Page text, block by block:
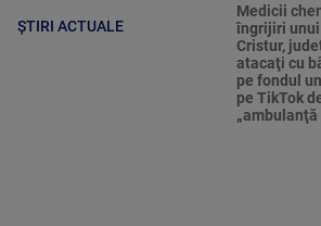
ȘTIRI ACTUALE
Medicii
îngrijiri unui
Cristur,
atacaţi cu
pe fondul
pe TikTok